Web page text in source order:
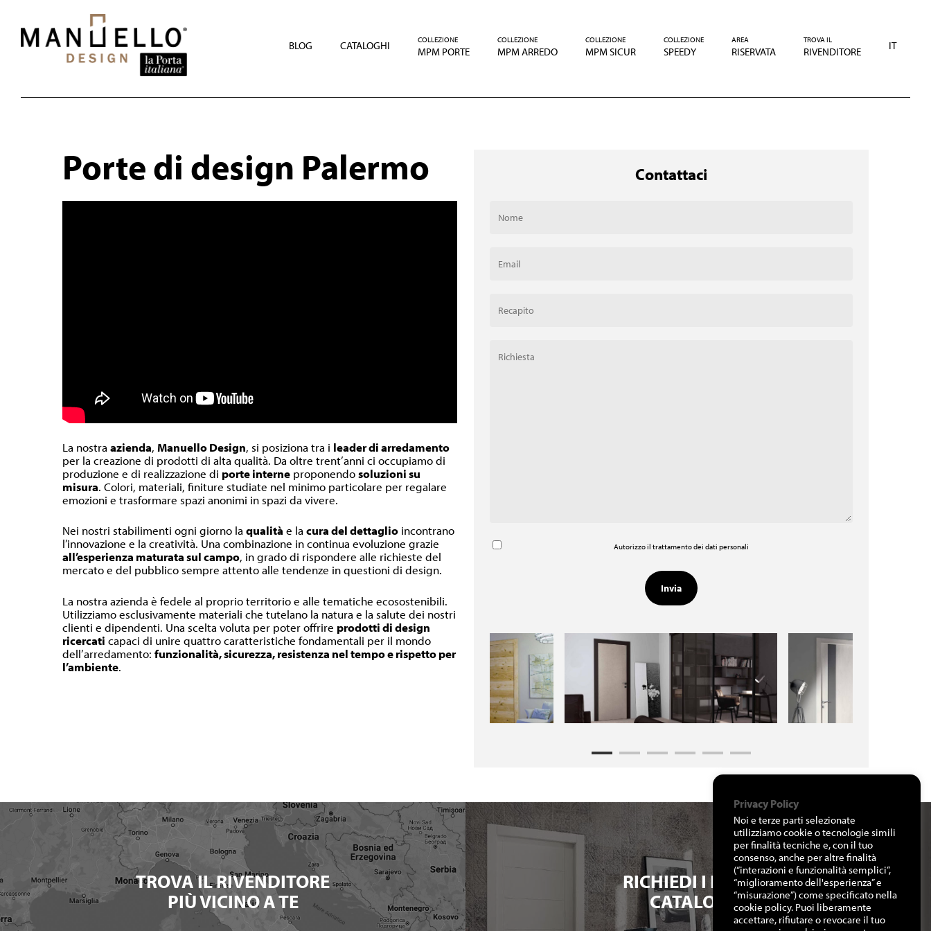
main
content
BLOG CATALOGHI COLLEZIONE
MPM PORTE
COLLEZIONE
MPM ARREDO
COLLEZIONE
MPM SICUR
COLLEZIONE
SPEEDY
AREA
RISERVATA
TROVA IL
RIVENDITORE IT
Porte di design Palermo
La nostraazienda, Manuello Design, si posiziona tra i leader di arredamento
per la creazione di prodotti di alta qualità. Da oltre trent’anni ci occupiamo di
produzione e di realizzazione di porte interne proponendosoluzioni su
misura. Colori, materiali, finiture studiate nel minimo particolare per regalare
emozioni e trasformare spazi anonimi in spazi da vivere.
Nei nostri stabilimenti ogni giorno laqualità e lacura del dettaglio incontrano
l’innovazione e la creatività. Una combinazione in continua evoluzione grazie
all’esperienza maturata sul campo, in grado di rispondere alle richieste del
mercato e del pubblico sempre attento alle tendenze in questioni di design.
La nostra azienda è fedele al proprio territorio e alle tematiche ecosostenibili.
Utilizziamo esclusivamente materiali che tutelano la natura e la salute dei nostri
clienti e dipendenti. Una scelta voluta per poter offrire prodotti di design
ricercati capaci di unire quattro caratteristiche fondamentali per il mondo
dell’arredamento:funzionalità, sicurezza, resistenza nel tempo e rispetto per
l’ambiente.
Contattaci
Autorizzo il trattamento dei dati personali
TROVA IL RIVENDITORE
PIÙ VICINO A TE
RICHIEDI I NOSTRI
CATALOGHI
Privacy Policy
Noi e terze parti selezionate
utilizziamo cookie o tecnologie simili
per finalità tecniche e, con il tuo
consenso, anche per altre finalità
(“interazioni e funzionalità semplici”,
“miglioramento dell'esperienza” e
“misurazione”) come specificato nella
cookie policy. Puoi liberamente
accettare, rifiutare o revocare il tuo